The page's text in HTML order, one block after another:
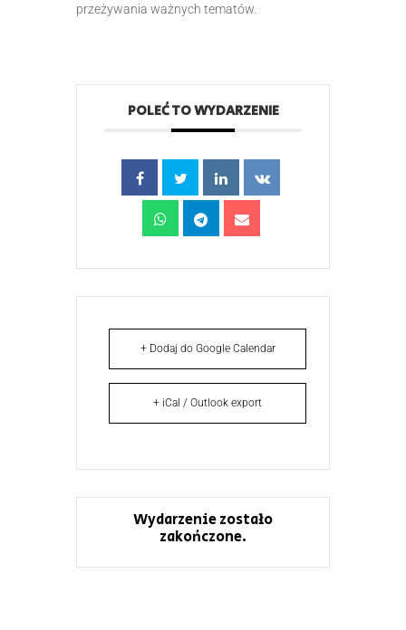
przeżywania ważnych tematów.
POLEĆ TO WYDARZENIE
+ Dodaj do Google Calendar
+ iCal / Outlook export
Wydarzenie zostało
zakończone.